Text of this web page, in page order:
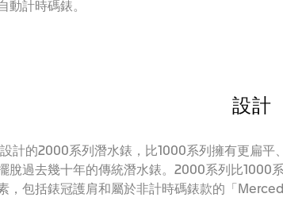
動計時碼錶。
設計
計的2000系列潛水錶，比1000系列擁有更扁平
脫過去幾十年的傳統潛水錶。2000系列比1000
，包括錶冠護肩和屬於非計時碼錶款的「